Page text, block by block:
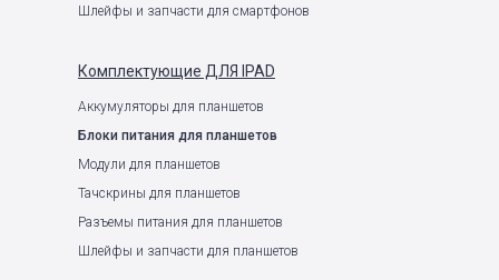
Шлейфы и запчасти для смартфонов
Комплектующие ДЛЯ IPAD
Аккумуляторы для планшетов
Блоки питания для планшетов
Модули для планшетов
Тачскрины для планшетов
Разъемы питания для планшетов
Шлейфы и запчасти для планшетов